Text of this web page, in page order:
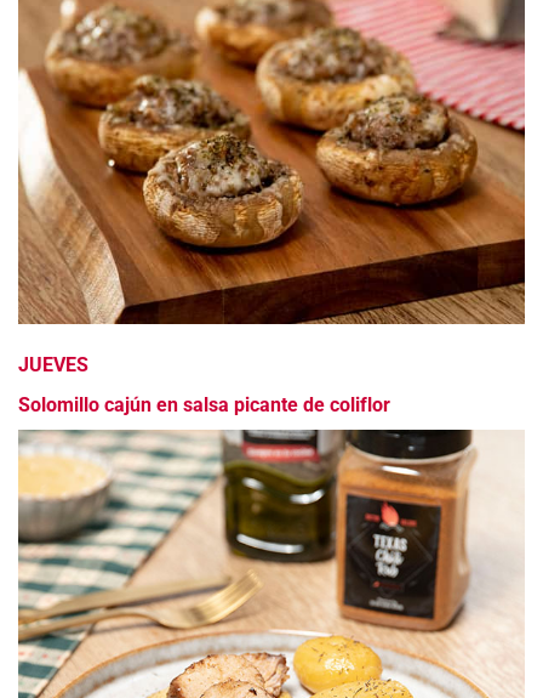
JUEVES
Solomillo cajún en salsa picante de coliflor